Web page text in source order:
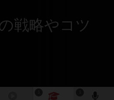
戦略やコツ